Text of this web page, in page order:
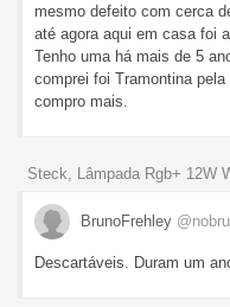
mesmo defeito com cerca
até agora aqui em casa foi
Tenho uma há mais de 5
comprei foi Tramontina
compro mais.
Steck, Lâmpada Rgb+ 12W
BrunoFrehley @nobru
Descartáveis. Duram um